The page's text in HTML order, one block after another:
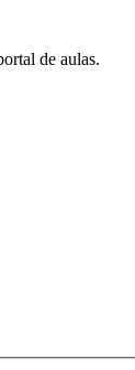
de aulas.